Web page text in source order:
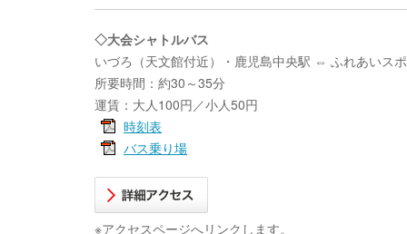
◇大会シャトルバス
いづろ（天文館付近）・鹿児島中央駅 ⇔ ふれあいスポ
所要時間：約30～35分
運賃：大人100円／小人50円
時刻表
バス乗り場
※アクセスページへリンクします。